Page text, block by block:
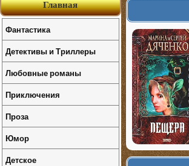
Главная
Фантастика
Детективы и Триллеры
Любовные романы
Приключения
Проза
Юмор
Детское